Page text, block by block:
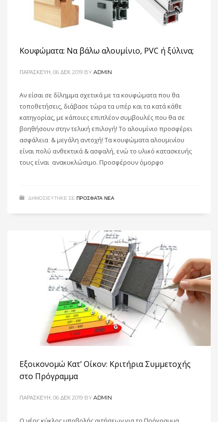
Κουφώματα: Να βάλω αλουμίνιο, PVC ή ξύλινα;
ΠΑΡΑΣΚΕΥΉ, 06 ΔΕΚ 2019 BY ADMIN
Αν είσαι σε δίλημμα σχετικά με τα κουφώματα που θα
τοποθετήσεις, διάβασε τώρα τα υπέρ και τα κατά κάθε
κατηγορίας, με κάποιες επιπλέον συμβουλές που θα σε
βοηθήσουν στην τελική επιλογή! Το αλουμίνιο προσφέρει
ασφάλεια & μεγάλη αντοχή! Τα κουφώματα αλουμινίου
είναι πολύ ανθεκτικά & ασφαλή, ενώ το υλικό κατασκευής
τους είναι ανακυκλώσιμο. Προσφέρουν όμορφο
ΔΗΜΟΣΙΕΥΤΗΚΕ ΣΕ ΠΡΌΣΦΑΤΑ ΝΈΑ
Εξοικονομώ Κατ’ Οίκον: Κριτήρια Συμμετοχής
στο Πρόγραμμα
ΠΑΡΑΣΚΕΥΉ, 06 ΔΕΚ 2019 BY ADMIN